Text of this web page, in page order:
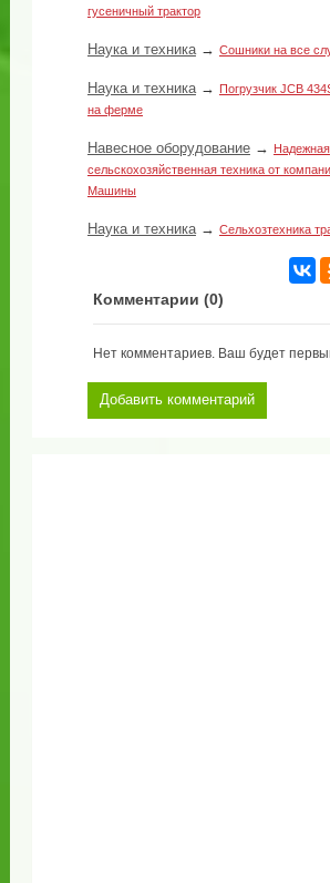
гусеничный трактор
Наука и техника→ Сошники на все
Наука и техника→
Погрузчик JCB
на ферме
Навесное оборудование→
Надежная
сельскохозяйственная техника от
Машины
Наука и техника→ Сельхозтехника
Комментарии (0)
Нет комментариев. Ваш будет
Добавить комментарий